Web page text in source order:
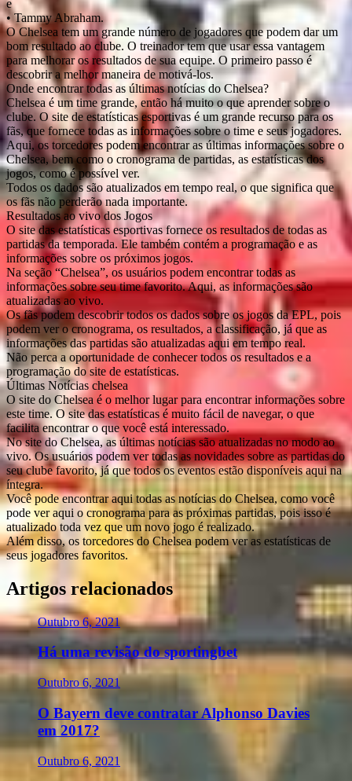
e
• Tammy Abraham.
O Chelsea tem um grande número de jogadores que podem dar um
bom resultado ao clube. O treinador tem que usar essa vantagem
para melhorar os resultados de sua equipe. O primeiro passo é
descobrir a melhor maneira de motivá-los.
Onde encontrar todas as últimas notícias do Chelsea?
Chelsea é um time grande, então há muito o que aprender sobre o
clube. O site de estatísticas esportivas é um grande recurso para os
fãs, que fornece todas as informações sobre o time e seus jogadores.
Aqui, os torcedores podem encontrar as últimas informações sobre o
Chelsea, bem como o cronograma de partidas, as estatísticas dos
jogos, como é possível ver.
Todos os dados são atualizados em tempo real, o que significa que
os fãs não perderão nada importante.
Resultados ao vivo dos Jogos
O site das estatísticas esportivas fornece os resultados de todas as
partidas da temporada. Ele também contém a programação e as
informações sobre os próximos jogos.
Na seção “Chelsea”, os usuários podem encontrar todas as
informações sobre seu time favorito. Aqui, as informações são
atualizadas ao vivo.
Os fãs podem descobrir todos os dados sobre os jogos da EPL, pois
podem ver o cronograma, os resultados, a classificação, já que as
informações das partidas são atualizadas aqui em tempo real.
Não perca a oportunidade de conhecer todos os resultados e a
programação do site de estatísticas.
Últimas Notícias chelsea
O site do Chelsea é o melhor lugar para encontrar informações sobre
este time. O site das estatísticas é muito fácil de navegar, o que
facilita encontrar o que você está interessado.
No site do Chelsea, as últimas notícias são atualizadas no modo ao
vivo. Os usuários podem ver todas as novidades sobre as partidas do
seu clube favorito, já que todos os eventos estão disponíveis aqui na
íntegra.
Você pode encontrar aqui todas as notícias do Chelsea, como você
pode ver aqui o cronograma para as próximas partidas, pois isso é
atualizado toda vez que um novo jogo é realizado.
Além disso, os torcedores do Chelsea podem ver as estatísticas de
seus jogadores favoritos.
Artigos relacionados
Outubro 6, 2021
Há uma revisão do sportingbet
Outubro 6, 2021
O Bayern deve contratar Alphonso Davies
em 2017?
Outubro 6, 2021